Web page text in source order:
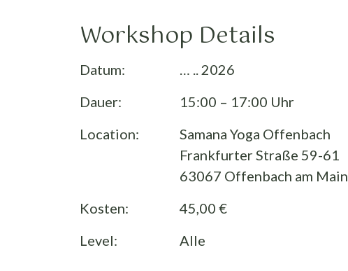
Workshop Details
Datum:
… .. 2026
Dauer:
15:00 – 17:00 Uhr
Location:
Samana Yoga Offenbach
Frankfurter Straße 59-61
63067 Offenbach am Main
Kosten:
45,00 €
Level:
Alle